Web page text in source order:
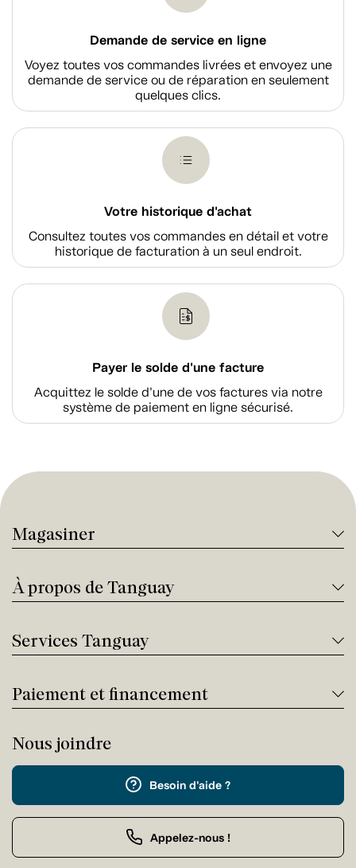
Demande de service en ligne
Voyez toutes vos commandes livrées et envoyez une
demande de service ou de réparation en seulement
quelques clics.
Votre historique d'achat
Consultez toutes vos commandes en détail et votre
historique de facturation à un seul endroit.
Payer le solde d'une facture
Acquittez le solde d’une de vos factures via notre
système de paiement en ligne sécurisé.
Magasiner
À propos de Tanguay
Services Tanguay
Paiement et financement
Nous joindre
Besoin d'aide ?
Appelez-nous !